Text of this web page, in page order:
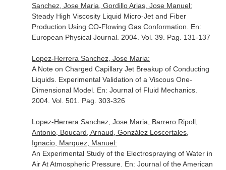
Sanchez, Jose Maria, Gordillo Arias, Jose Manuel:
Steady High Viscosity Liquid Micro-Jet and Fiber
Production Using CO-Flowing Gas Conformation. En:
European Physical Journal. 2004. Vol. 39. Pag. 131-137
Lopez-Herrera Sanchez, Jose Maria:
A Note on Charged Capillary Jet Breakup of Conducting
Liquids. Experimental Validation of a Viscous One-
Dimensional Model. En: Journal of Fluid Mechanics.
2004. Vol. 501. Pag. 303-326
Lopez-Herrera Sanchez, Jose Maria, Barrero Ripoll,
Antonio, Boucard, Arnaud, González Loscertales,
Ignacio, Marquez, Manuel:
An Experimental Study of the Electrospraying of Water in
Air At Atmospheric Pressure. En: Journal of the American